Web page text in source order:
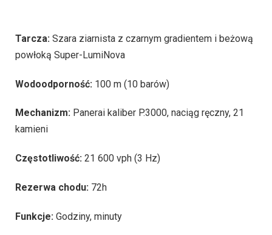
Tarcza: Szara ziarnista z czarnym gradientem i beżową
powłoką Super-LumiNova
Wodoodporność: 100 m (10 barów)
Mechanizm: Panerai kaliber P.3000, naciąg ręczny, 21
kamieni
Częstotliwość: 21 600 vph (3 Hz)
Rezerwa chodu: 72h
Funkcje: Godziny, minuty